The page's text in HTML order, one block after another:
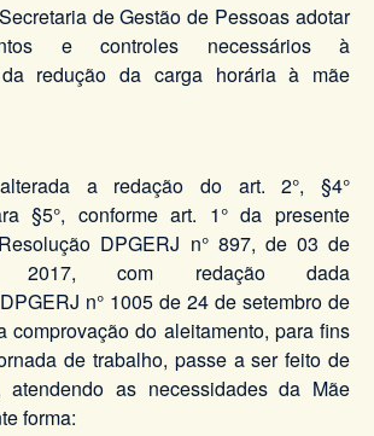
de Gestão de Pessoas adotar
e controles necessários à
da redução da carga horária à mãe
a redação do art. 2°, §4°
§5°, conforme art. 1° da presente
DPGERJ n° 897, de 03 de
2017, com redação dada
n° 1005 de 24 de setembro de
comprovação do aleitamento, para fins
de trabalho, passe a ser feito de
atendendo as necessidades da Mãe
forma: